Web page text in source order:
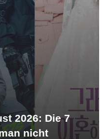
2026: Die 7
nicht